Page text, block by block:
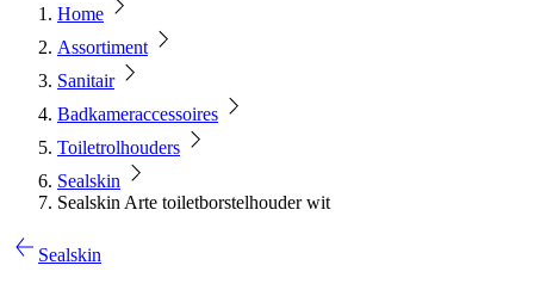
Home
Assortiment
Sanitair
Badkameraccessoires
Toiletrolhouders
Sealskin
Sealskin Arte toiletborstelhouder wit
Sealskin